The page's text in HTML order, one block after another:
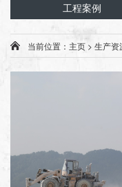
工程案例
当前位置： 主页 > 生产资